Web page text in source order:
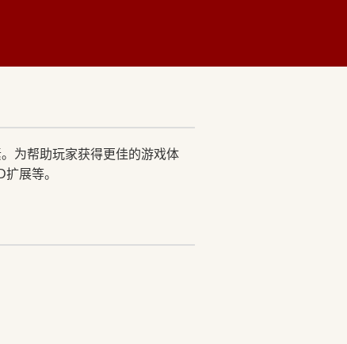
为帮助玩家获得更佳的游戏体
展等。